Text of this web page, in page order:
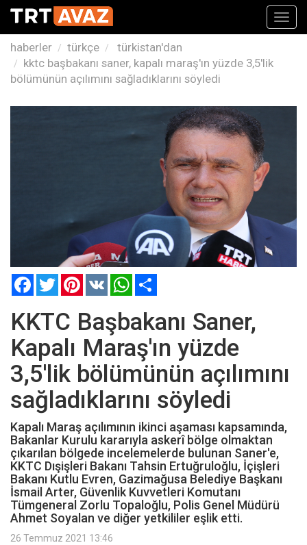
haberler türkçe
türkistan'dan
kktc başbakanı saner, kapalı maraş'ın yüzde 3,5'lik
bölümünün açılımını sağladıklarını söyledi
FacebookTwitterPinterest
VK WhatsApp
KKTC Başbakanı Saner,
Kapalı Maraş'ın yüzde
3,5'lik bölümünün açılımını
sağladıklarını söyledi
Kapalı Maraş açılımının ikinci aşaması kapsamında,
Bakanlar Kurulu kararıyla askerî bölge olmaktan
çıkarılan bölgede incelemelerde bulunan Saner'e,
KKTC Dışişleri Bakanı Tahsin Ertuğruloğlu, İçişleri
Bakanı Kutlu Evren, Gazimağusa Belediye Başkanı
İsmail Arter, Güvenlik Kuvvetleri Komutanı
Tümgeneral Zorlu Topaloğlu, Polis Genel Müdürü
Ahmet Soyalan ve diğer yetkililer eşlik etti.
26 Temmuz 2021 13:46